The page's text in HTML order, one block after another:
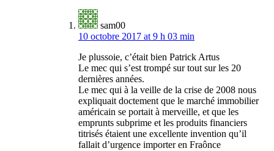
sam00
10 octobre 2017 at 9 h 03 min
Je plussoie, c’était bien Patrick Artus
Le mec qui s’est trompé sur tout sur les 20
dernières années.
Le mec qui à la veille de la crise de 2008 nous
expliquait doctement que le marché immobilier
américain se portait à merveille, et que les
emprunts subprime et les produits financiers
titrisés étaient une excellente invention qu’il
fallait d’urgence importer en Fraônce